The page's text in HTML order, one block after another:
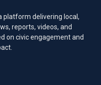
platform delivering local,
reports, videos, and
on civic engagement and